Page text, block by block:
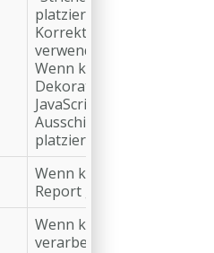
platzieren"-
Korrekturen
verwendet werden
Wenn keine
Dekorationen beim
JavaScript-basierten
Ausschießen
platziert werden
Wenn kein Inventory
Report genutzt wird
Wenn keine E-Mails
verarbeitet werden